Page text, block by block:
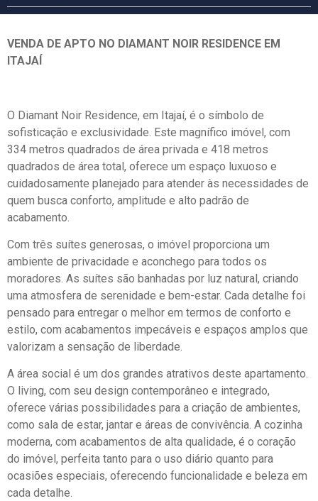
VENDA DE APTO NO DIAMANT NOIR RESIDENCE EM
ITAJAÍ
O Diamant Noir Residence, em Itajaí, é o símbolo de
sofisticação e exclusividade. Este magnífico imóvel, com
334 metros quadrados de área privada e 418 metros
quadrados de área total, oferece um espaço luxuoso e
cuidadosamente planejado para atender às necessidades de
quem busca conforto, amplitude e alto padrão de
acabamento.
Com três suítes generosas, o imóvel proporciona um
ambiente de privacidade e aconchego para todos os
moradores. As suítes são banhadas por luz natural, criando
uma atmosfera de serenidade e bem-estar. Cada detalhe foi
pensado para entregar o melhor em termos de conforto e
estilo, com acabamentos impecáveis e espaços amplos que
valorizam a sensação de liberdade.
A área social é um dos grandes atrativos deste apartamento.
O living, com seu design contemporâneo e integrado,
oferece várias possibilidades para a criação de ambientes,
como sala de estar, jantar e áreas de convivência. A cozinha
moderna, com acabamentos de alta qualidade, é o coração
do imóvel, perfeita tanto para o uso diário quanto para
ocasiões especiais, oferecendo funcionalidade e beleza em
cada detalhe.